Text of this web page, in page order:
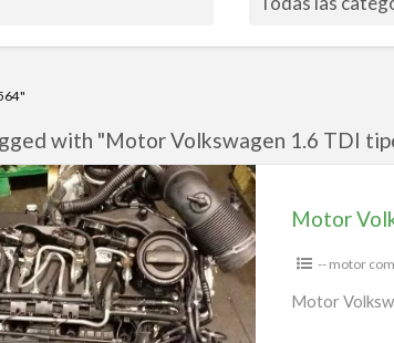
with "Motor Volkswagen 1.6 TDI
-- motor
Motor